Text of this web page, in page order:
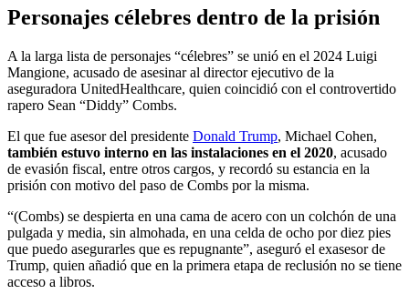
Personajes célebres dentro de la prisión
A la larga lista de personajes “célebres” se unió en el 2024 Luigi
Mangione, acusado de asesinar al director ejecutivo de la
aseguradora UnitedHealthcare, quien coincidió con el controvertido
rapero Sean “Diddy” Combs.
El que fue asesor del presidente Donald Trump, Michael Cohen,
también estuvo interno en las instalaciones en el 2020, acusado
de evasión fiscal, entre otros cargos, y recordó su estancia en la
prisión con motivo del paso de Combs por la misma.
“(Combs) se despierta en una cama de acero con un colchón de una
pulgada y media, sin almohada, en una celda de ocho por diez pies
que puedo asegurarles que es repugnante”, aseguró el exasesor de
Trump, quien añadió que en la primera etapa de reclusión no se tiene
acceso a libros.